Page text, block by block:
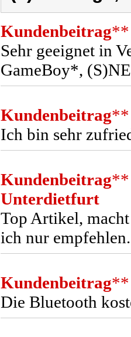
Kundenbeitrag**
Sehr geeignet in
GameBoy*,
Kundenbeitrag**
Ich bin sehr
Kundenbeitrag**
Unterdietfurt
Top Artikel,
ich nur empfehlen.
Kundenbeitrag**
Die Bluetooth